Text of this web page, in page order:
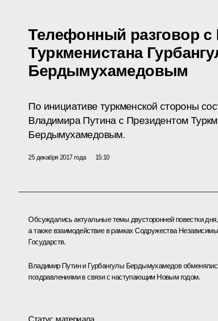
Телефонный разговор с
Туркменистана
Бердымухамедовым
По инициативе туркменской стороны
Владимира Путина с Президентом
Бердымухамедовым.
25 декабря 2017 года 15:10
Обсуждались актуальные темы двусторонней повестки дня,
а также взаимодействие в рамкахСодружества
Государств.
Владимир Путин и Гурбангулы Бердымухамедов
поздравлениями в связи с наступающим Новым годом.